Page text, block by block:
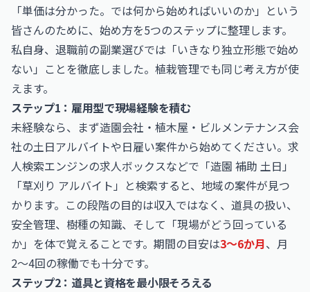
「単価は分かった。では何から始めればいいのか」という
皆さんのために、始め方を5つのステップに整理します。
私自身、退職前の副業選びでは「いきなり独立形態で始め
ない」ことを徹底しました。植栽管理でも同じ考え方が使
えます。
ステップ1：雇用型で現場経験を積む
未経験なら、まず造園会社・植木屋・ビルメンテナンス会
社の土日アルバイトや日雇い案件から始めてください。求
人検索エンジンの求人ボックスなどで「造園 補助 土日」
「草刈り アルバイト」と検索すると、地域の案件が見つ
かります。この段階の目的は収入ではなく、道具の扱い、
安全管理、樹種の知識、そして「現場がどう回っている
か」を体で覚えることです。期間の目安は3〜6か月、月
2〜4回の稼働でも十分です。
ステップ2：道具と資格を最小限そろえる